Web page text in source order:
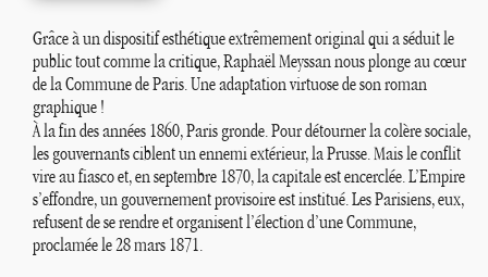
Grâce à un dispositif esthétique extrêmement original qui a séduit le
public tout comme la critique, Raphaël Meyssan nous plonge au cœur
de la Commune de Paris. Une adaptation virtuose de son roman
graphique !
À la fin des années 1860, Paris gronde. Pour détourner la colère sociale,
les gouvernants ciblent un ennemi extérieur, la Prusse. Mais le conflit
vire au fiasco et, en septembre 1870, la capitale est encerclée. L’Empire
s’effondre, un gouvernement provisoire est institué. Les Parisiens, eux,
refusent de se rendre et organisent l’élection d’une Commune,
proclamée le 28 mars 1871.